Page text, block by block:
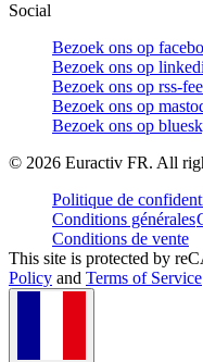
Social
Bezoek ons op
Bezoek ons op
Bezoek ons op rss-
Bezoek ons op
Bezoek ons op
© 2026 Euractiv FR. All
Politique de
Conditions générales
Conditions de vente
This site is protected by
Policy and Terms of Service